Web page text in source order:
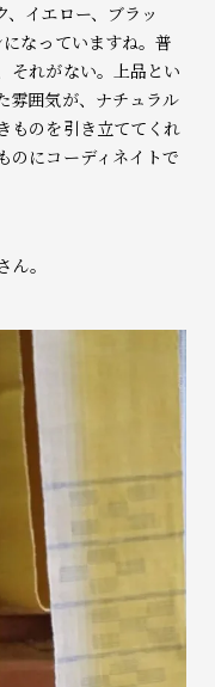
イエロー、ブラッ
なっていますね。普
それがない。上品とい
雰囲気が、ナチュラル
ものを引き立ててくれ
のにコーディネイトで
。